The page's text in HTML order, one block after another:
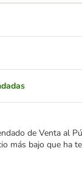
de Venta al
más bajo que ha